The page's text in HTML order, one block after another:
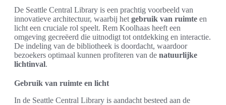
De Seattle Central Library is een prachtig voorbeeld van
innovatieve architectuur, waarbij het gebruik van ruimte en
licht een cruciale rol speelt. Rem Koolhaas heeft een
omgeving gecreëerd die uitnodigt tot ontdekking en interactie.
De indeling van de bibliotheek is doordacht, waardoor
bezoekers optimaal kunnen profiteren van de natuurlijke
lichtinval.
Gebruik van ruimte en licht
In de Seattle Central Library is aandacht besteed aan de